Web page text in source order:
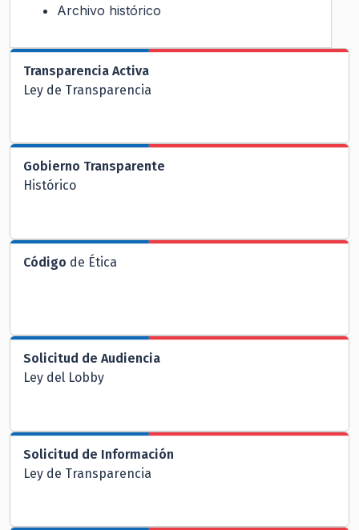
Archivo histórico
Transparencia Activa
Ley de Transparencia
Gobierno Transparente
Histórico
Código de Ética
Solicitud de Audiencia
Ley del Lobby
Solicitud de Información
Ley de Transparencia